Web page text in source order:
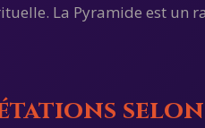
La Pyramide est un
selon